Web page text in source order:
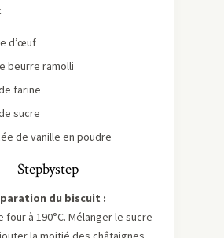
d’œuf
beurre ramolli
farine
sucre
de vanille en poudre
Stepbystep
du biscuit :
four à 190°C. Mélanger le sucre